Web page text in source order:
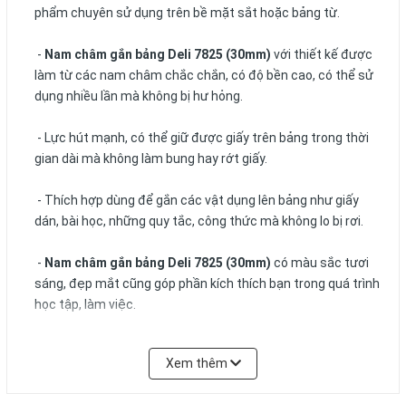
phẩm chuyên sử dụng trên bề mặt sắt hoặc bảng từ.
- Nam châm gắn bảng Deli 7825 (30mm) với thiết kế được
làm từ các nam châm chắc chắn, có độ bền cao, có thể sử
dụng nhiều lần mà không bị hư hỏng.
- Lực hút mạnh, có thể giữ được giấy trên bảng trong thời
gian dài mà không làm bung hay rớt giấy.
- Thích hợp dùng để gắn các vật dụng lên bảng như giấy
dán, bài học, những quy tắc, công thức mà không lo bị rơi.
- Nam châm gắn bảng Deli 7825 (30mm) có màu sắc tươi
sáng, đẹp mắt cũng góp phần kích thích bạn trong quá trình
học tập, làm việc.
- Kích thước: 30mm.
Xem thêm